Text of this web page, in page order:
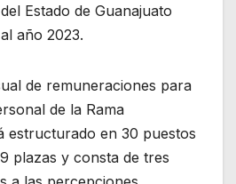
Estado de Guanajuato
año 2023.
de remuneraciones para
de la Rama
estructurado en 30 puestos
plazas y consta de tres